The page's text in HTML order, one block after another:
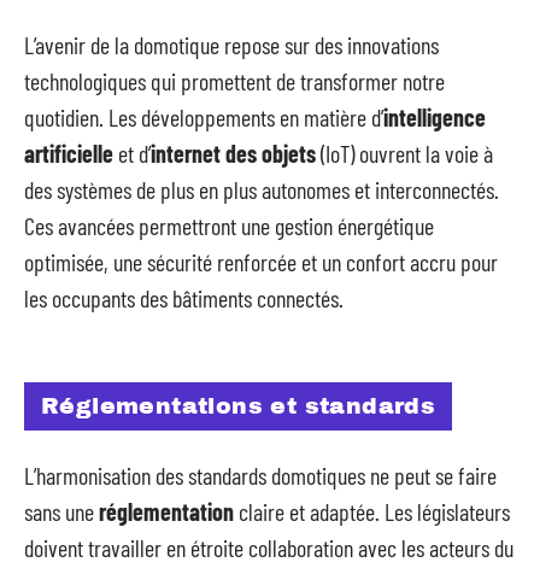
L’avenir de la domotique repose sur des innovations
technologiques qui promettent de transformer notre
quotidien. Les développements en matière d’intelligence
artificielle et d’internet des objets(IoT) ouvrent la voie à
des systèmes de plus en plus autonomes et interconnectés.
Ces avancées permettront une gestion énergétique
optimisée, une sécurité renforcée et un confort accru pour
les occupants des bâtiments connectés.
Réglementations et standards
L’harmonisation des standards domotiques ne peut se faire
sans uneréglementation claire et adaptée. Les législateurs
doivent travailler en étroite collaboration avec les acteurs du